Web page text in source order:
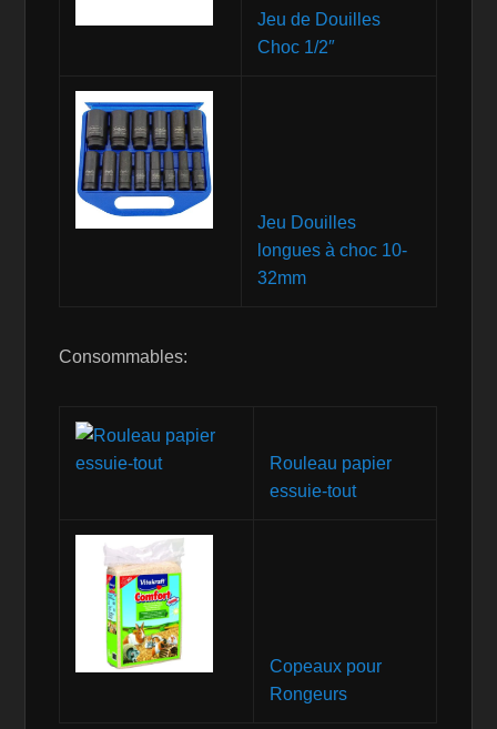
Jeu de Douilles
Choc 1/2″
Jeu Douilles
longues à choc 10-
32mm
Consommables:
Rouleau papier
essuie-tout
Copeaux pour
Rongeurs